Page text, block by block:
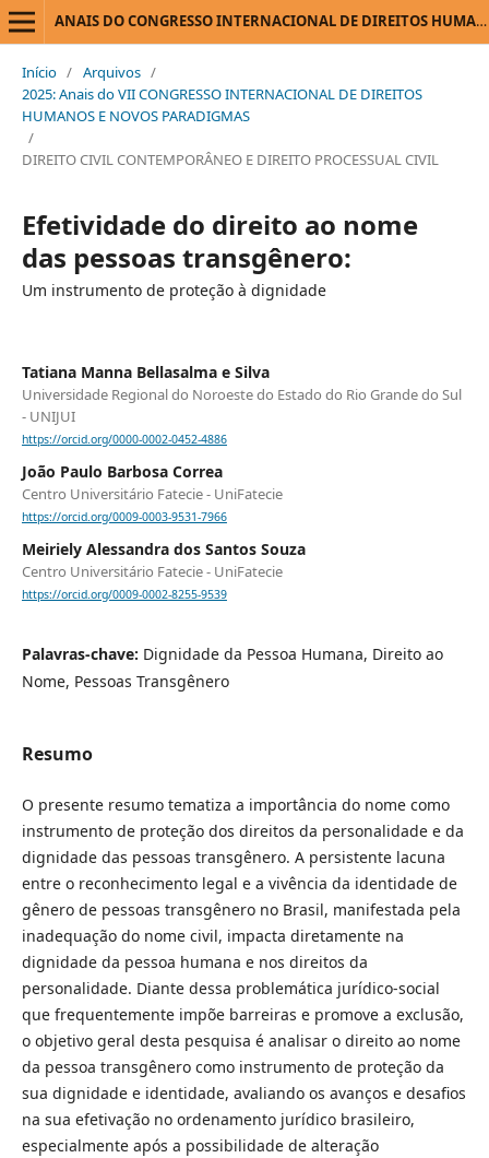
ANAIS DO CONGRESSO INTERNACIONAL DE DIREITOS HUMANOS E NOVOS PARADIGMAS
Início / Arquivos /
2025: Anais do VII CONGRESSO INTERNACIONAL DE DIREITOS
HUMANOS E NOVOS PARADIGMAS
/
DIREITO CIVIL CONTEMPORÂNEO E DIREITO PROCESSUAL CIVIL
Efetividade do direito ao nome
das pessoas transgênero:
Um instrumento de proteção à dignidade
Tatiana Manna Bellasalma e Silva
Universidade Regional do Noroeste do Estado do Rio Grande do Sul
- UNIJUI
https://orcid.org/0000-0002-0452-4886
João Paulo Barbosa Correa
Centro Universitário Fatecie - UniFatecie
https://orcid.org/0009-0003-9531-7966
Meiriely Alessandra dos Santos Souza
Centro Universitário Fatecie - UniFatecie
https://orcid.org/0009-0002-8255-9539
Palavras-chave: Dignidade da Pessoa Humana, Direito ao
Nome, Pessoas Transgênero
Resumo
O presente resumo tematiza a importância do nome como
instrumento de proteção dos direitos da personalidade e da
dignidade das pessoas transgênero. A persistente lacuna
entre o reconhecimento legal e a vivência da identidade de
gênero de pessoas transgênero no Brasil, manifestada pela
inadequação do nome civil, impacta diretamente na
dignidade da pessoa humana e nos direitos da
personalidade. Diante dessa problemática jurídico-social
que frequentemente impõe barreiras e promove a exclusão,
o objetivo geral desta pesquisa é analisar o direito ao nome
da pessoa transgênero como instrumento de proteção da
sua dignidade e identidade, avaliando os avanços e desafios
na sua efetivação no ordenamento jurídico brasileiro,
especialmente após a possibilidade de alteração